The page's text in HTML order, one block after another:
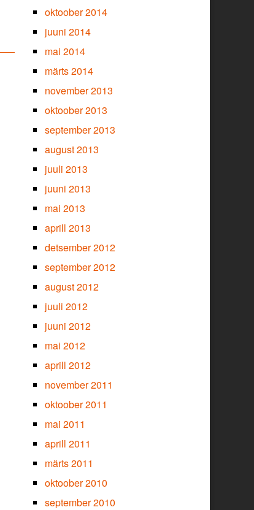
oktoober 2014
juuni 2014
mai 2014
märts 2014
november 2013
oktoober 2013
september 2013
august 2013
juuli 2013
juuni 2013
mai 2013
aprill 2013
detsember 2012
september 2012
august 2012
juuli 2012
juuni 2012
mai 2012
aprill 2012
november 2011
oktoober 2011
mai 2011
aprill 2011
märts 2011
oktoober 2010
september 2010